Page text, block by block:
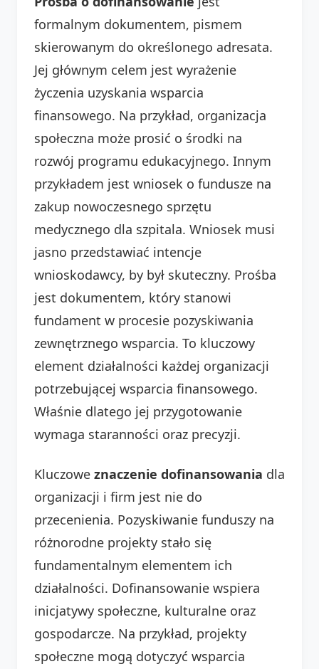
formalnym dokumentem, pismem
skierowanym do określonego adresata.
Jej głównym celem jest wyrażenie
życzenia uzyskania wsparcia
finansowego. Na przykład, organizacja
społeczna może prosić o środki na
rozwój programu edukacyjnego. Innym
przykładem jest wniosek o fundusze na
zakup nowoczesnego sprzętu
medycznego dla szpitala. Wniosek musi
jasno przedstawiać intencje
wnioskodawcy, by był skuteczny. Prośba
jest dokumentem, który stanowi
fundament w procesie pozyskiwania
zewnętrznego wsparcia. To kluczowy
element działalności każdej organizacji
potrzebującej wsparcia finansowego.
Właśnie dlatego jej przygotowanie
wymaga staranności oraz precyzji.
Kluczowe znaczenie dofinansowania dla
organizacji i firm jest nie do
przecenienia. Pozyskiwanie funduszy na
różnorodne projekty stało się
fundamentalnym elementem ich
działalności. Dofinansowanie wspiera
inicjatywy społeczne, kulturalne oraz
gospodarcze. Na przykład, projekty
społeczne mogą dotyczyć wsparcia